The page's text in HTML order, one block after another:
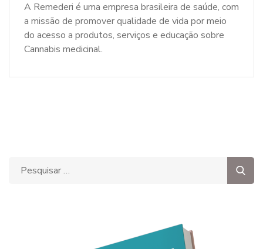
A Remederi é uma empresa brasileira de saúde, com
a missão de promover qualidade de vida por meio
do acesso a produtos, serviços e educação sobre
Cannabis medicinal.